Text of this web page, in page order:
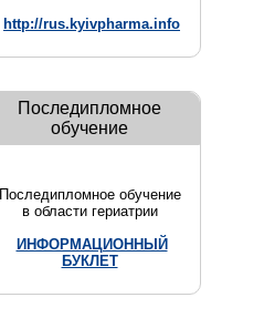
http://rus.kyivpharma.info
Последипломное
обучение
Последипломное обучение
в области гериатрии
ИНФОРМАЦИОННЫЙ
БУКЛЕТ